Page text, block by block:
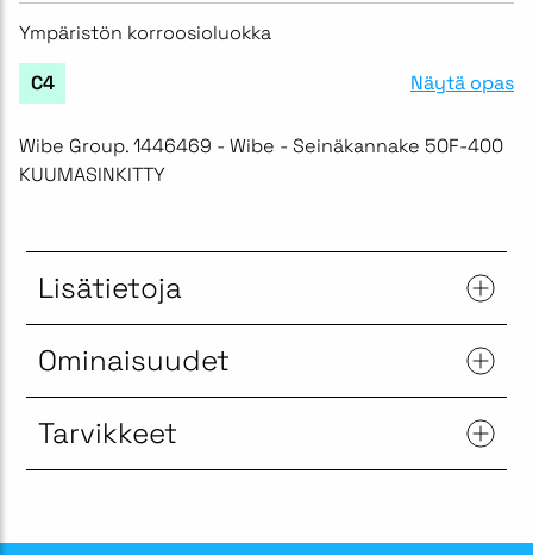
Ympäristön korroosioluokka
C4 Näytä opas
Wibe Group. 1446469 - Wibe - Seinäkannake 50F-400
KUUMASINKITTY
Lisätietoja
Ominaisuudet
Tarvikkeet